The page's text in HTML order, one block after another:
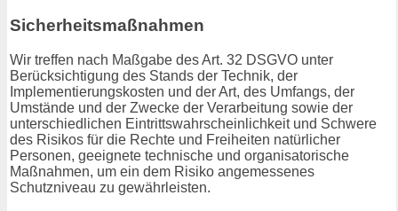
Sicherheitsmaßnahmen
Wir treffen nach Maßgabe des Art. 32 DSGVO unter
Berücksichtigung des Stands der Technik, der
Implementierungskosten und der Art, des Umfangs, der
Umstände und der Zwecke der Verarbeitung sowie der
unterschiedlichen Eintrittswahrscheinlichkeit und Schwere
des Risikos für die Rechte und Freiheiten natürlicher
Personen, geeignete technische und organisatorische
Maßnahmen, um ein dem Risiko angemessenes
Schutzniveau zu gewährleisten.